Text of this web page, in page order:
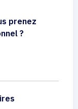
prenez
?